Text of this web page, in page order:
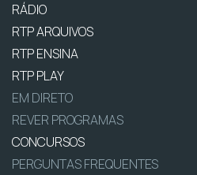
RÁDIO
RTP ARQUIVOS
RTP ENSINA
RTP PLAY
EM DIRETO
REVER PROGRAMAS
CONCURSOS
PERGUNTAS FREQUENTES